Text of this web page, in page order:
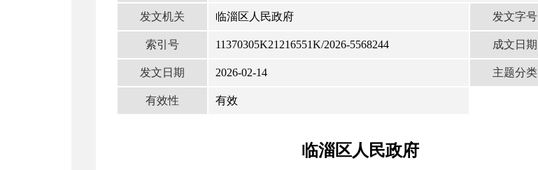
发文机关 临淄区人民政府 发文字号
索引号 11370305K21216551K/2026-5568244 成文日期
发文日期 2026-02-14 主题分类
有效性 有效
临淄区人民政府